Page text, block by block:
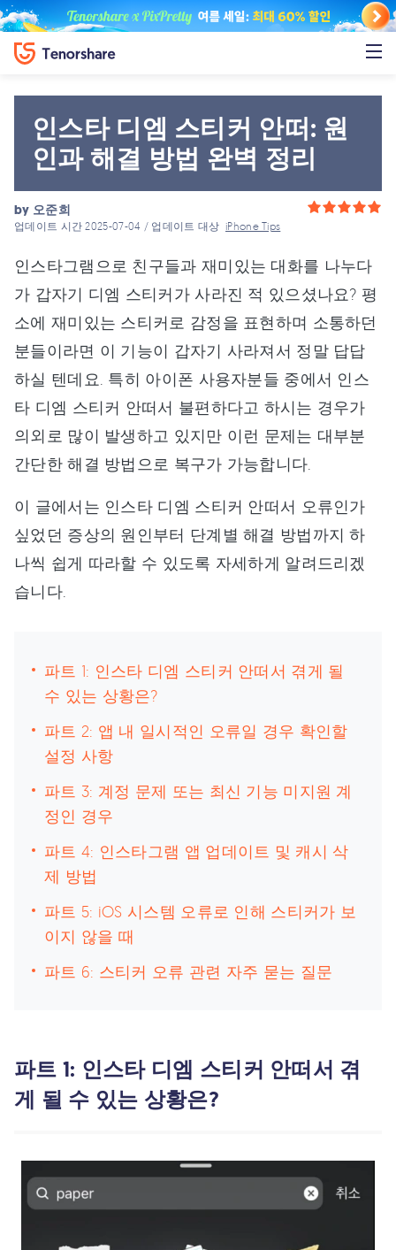
인스타 디엠 스티커 안떠: 원
인과 해결 방법 완벽 정리
by 오준희
업데이트 시간 2025-07-04 / 업데이트 대상iPhone Tips
인스타그램으로 친구들과 재미있는 대화를 나누다
가 갑자기 디엠 스티커가 사라진 적 있으셨나요? 평
소에 재미있는 스티커로 감정을 표현하며 소통하던
분들이라면 이 기능이 갑자기 사라져서 정말 답답
하실 텐데요. 특히 아이폰 사용자분들 중에서 인스
타 디엠 스티커 안떠서 불편하다고 하시는 경우가
의외로 많이 발생하고 있지만 이런 문제는 대부분
간단한 해결 방법으로 복구가 가능합니다.
이 글에서는 인스타 디엠 스티커 안떠서 오류인가
싶었던 증상의 원인부터 단계별 해결 방법까지 하
나씩 쉽게 따라할 수 있도록 자세하게 알려드리겠
습니다.
파트 1: 인스타 디엠 스티커 안떠서 겪게 될
수 있는 상황은?
파트 2: 앱 내 일시적인 오류일 경우 확인할
설정 사항
파트 3: 계정 문제 또는 최신 기능 미지원 계
정인 경우
파트 4: 인스타그램 앱 업데이트 및 캐시 삭
제 방법
파트 5: iOS 시스템 오류로 인해 스티커가 보
이지 않을 때
파트 6: 스티커 오류 관련 자주 묻는 질문
파트 1: 인스타 디엠 스티커 안떠서 겪
게 될 수 있는 상황은?